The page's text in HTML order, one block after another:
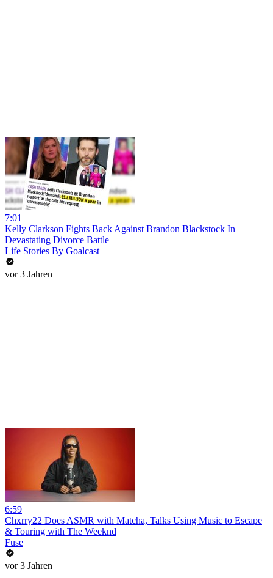
7:01
Kelly Clarkson Fights Back Against Brandon Blackstock In
Devastating Divorce Battle
Life Stories By Goalcast
vor 3 Jahren
6:59
Chxrry22 Does ASMR with Matcha, Talks Using Music to Escape
& Touring with The Weeknd
Fuse
vor 3 Jahren